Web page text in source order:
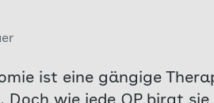
ist eine gängige